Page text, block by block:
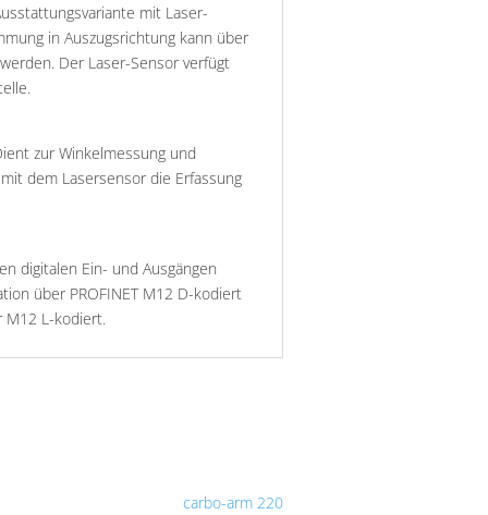
mit Laser-
in Auszugsrichtung kann über
Der Laser-Sensor verfügt
zur Winkelmessung und
dem Lasersensor die Erfassung
digitalen Ein- und Ausgängen
über PROFINET M12 D-kodiert
M12 L-kodiert.
carbo-arm 220